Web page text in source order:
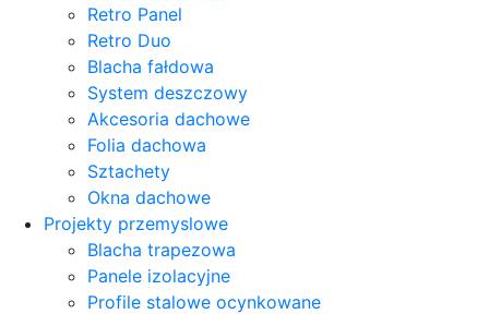
Retro Panel
Retro Duo
Blacha fałdowa
System deszczowy
Akcesoria dachowe
Folia dachowa
Sztachety
Okna dachowe
Projekty przemyslowe
Blacha trapezowa
Panele izolacyjne
Profile stalowe ocynkowane